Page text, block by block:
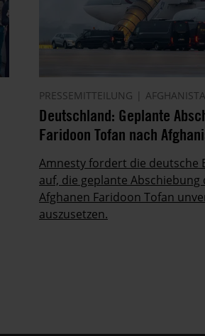
PRESSEMITTEILUNG
Deutschland: Geplante
Faridoon Tofan nach
Amnesty fordert die deutsche
auf, die geplante Abschiebung
Afghanen Faridoon Tofan
auszusetzen.